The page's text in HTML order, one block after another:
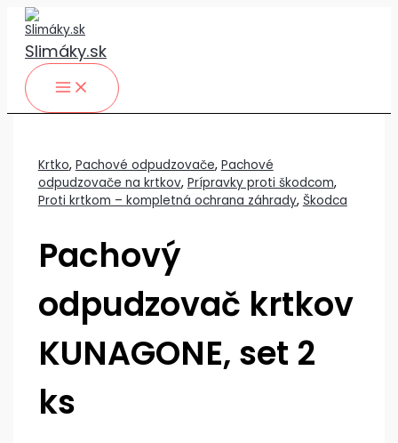
Preskočiť
obsah
Slimáky.sk
Krtko, Pachové odpudzovače, Pachové
odpudzovače na krtkov, Prípravky proti škodcom,
Proti krtkom – kompletná ochrana záhrady, Škodca
Pachový
odpudzovač krtkov
KUNAGONE, set 2
ks